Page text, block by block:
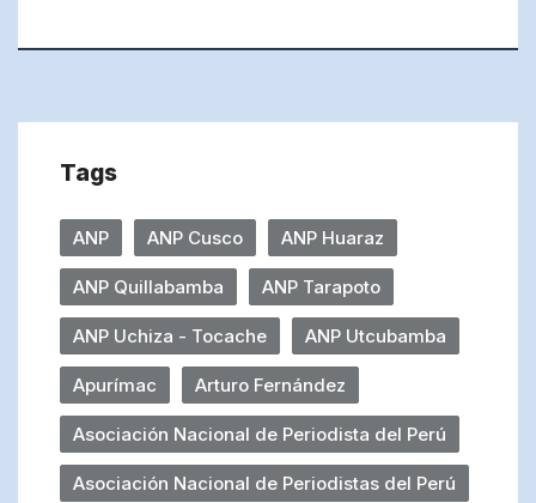
Tags
ANP ANP Cusco ANP Huaraz
ANP Quillabamba ANP Tarapoto
ANP Uchiza - Tocache ANP Utcubamba
Apurímac Arturo Fernández
Asociación Nacional de Periodista del Perú
Asociación Nacional de Periodistas del Perú